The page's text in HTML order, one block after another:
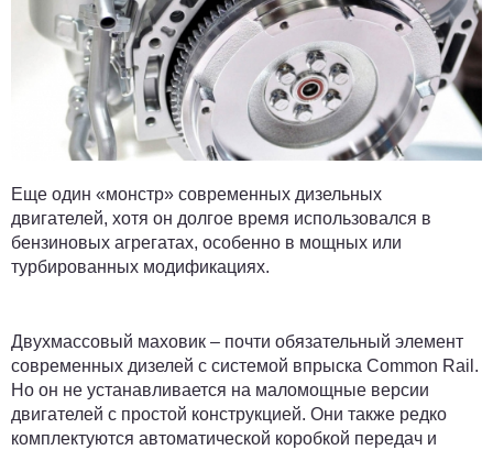
Еще один «монстр» современных дизельных
двигателей, хотя он долгое время использовался в
бензиновых агрегатах, особенно в мощных или
турбированных модификациях.
Двухмассовый маховик – почти обязательный элемент
современных дизелей с системой впрыска Common Rail.
Но он не устанавливается на маломощные версии
двигателей с простой конструкцией. Они также редко
комплектуются автоматической коробкой передач и